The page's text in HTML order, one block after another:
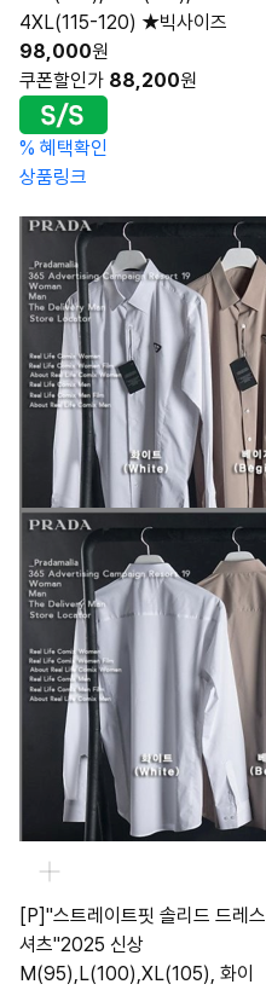
4XL(115-120) ★빅사이즈
98,000원
쿠폰할인가 88,200원
% 혜택확인
상품링크
[P]"스트레이트핏 솔리드 드레스
셔츠"2025 신상
M(95),L(100),XL(105), 화이